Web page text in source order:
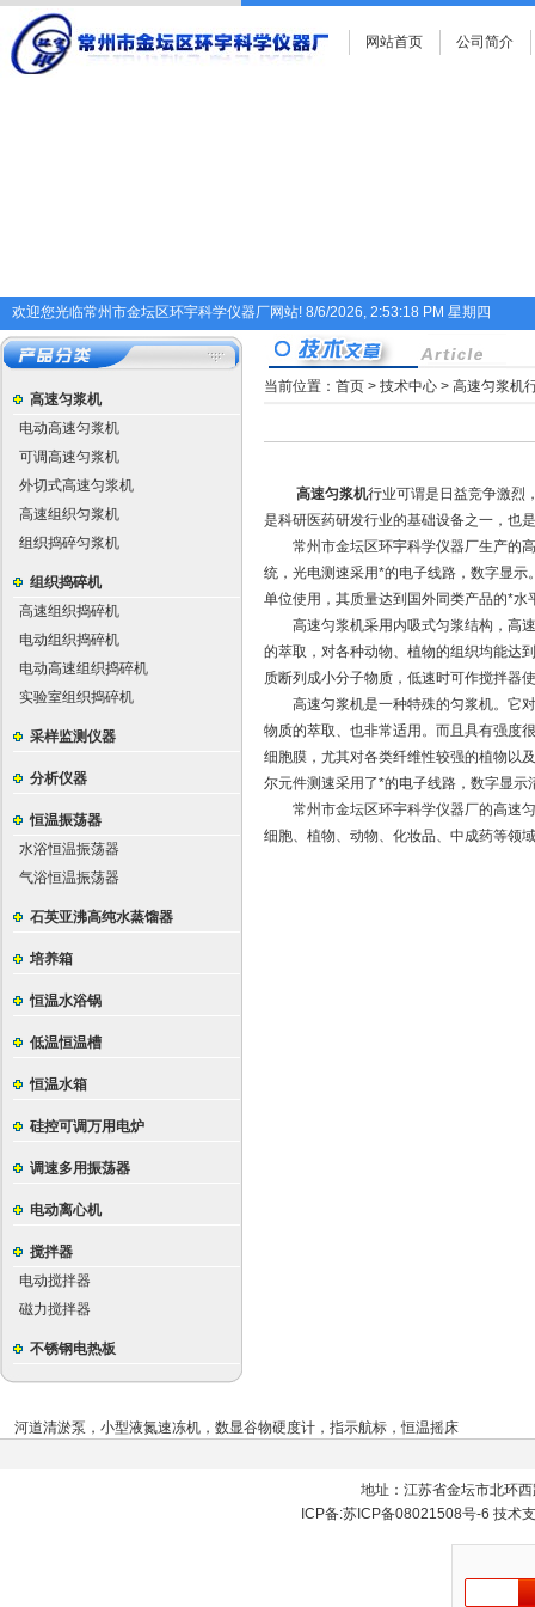
网站首页 公司简介
欢迎您光临常州市金坛区环宇科学仪器厂网站! 8/6/2026, 2:53:18 PM 星期四
高速匀浆机
电动高速匀浆机
可调高速匀浆机
外切式高速匀浆机
高速组织匀浆机
组织捣碎匀浆机
组织捣碎机
高速组织捣碎机
电动组织捣碎机
电动高速组织捣碎机
实验室组织捣碎机
采样监测仪器
分析仪器
恒温振荡器
水浴恒温振荡器
气浴恒温振荡器
石英亚沸高纯水蒸馏器
培养箱
恒温水浴锅
低温恒温槽
恒温水箱
硅控可调万用电炉
调速多用振荡器
电动离心机
搅拌器
电动搅拌器
磁力搅拌器
不锈钢电热板
当前位置： 首页 > 技术中心 > 高速匀浆机
高速匀浆机行业可谓是日益竞争激烈
是科研医药研发行业的基础设备之一，也
常州市金坛区环宇科学仪器厂生产的高
统，光电测速采用*的电子线路，数字显
单位使用，其质量达到国外同类产品的*水
高速匀浆机采用内吸式匀浆结构，高速
的萃取，对各种动物、植物的组织均能达
质断列成小分子物质，低速时可作搅拌器
高速匀浆机是一种特殊的匀浆机。它对
物质的萃取、也非常适用。而且具有强度
细胞膜，尤其对各类纤维性较强的植物以
尔元件测速采用了*的电子线路，数字显
常州市金坛区环宇科学仪器厂的高速匀
细胞、植物、动物、化妆品、中成药等领
河道清淤泵 ， 小型液氮速冻机 ， 数显谷物硬度计 ， 指示航标 ，恒温摇床
地址：江苏省金坛市北环
ICP备:苏ICP备08021508号-6 技术